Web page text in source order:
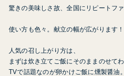
驚きの美味しさ故、全国にリピートフ
使い方も色々。献立の幅が広がります！
人気の召し上がり方は、
まずは炊き立てご飯にそのままのせてわ
TVで話題なのが卵かけご飯に燻製醤油。